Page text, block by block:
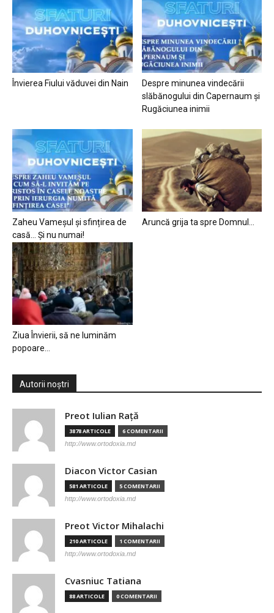
Învierea Fiului văduvei din Nain
Despre minunea vindecării
slăbănogului din Capernaum și
Rugăciunea inimii
Zaheu Vameșul și sfințirea de
casă… Și nu numai!
Aruncă grija ta spre Domnul…
Ziua Învierii, să ne luminăm
popoare…
Autorii noștri
Preot Iulian Raţă
3878 ARTICOLE 6 COMENTARII
http://www.ortodoxia.md
Diacon Victor Casian
581 ARTICOLE 5 COMENTARII
http://www.ortodoxia.md
Preot Victor Mihalachi
210 ARTICOLE 1 COMENTARII
http://www.ortodoxia.md
Cvasniuc Tatiana
88 ARTICOLE 0 COMENTARII